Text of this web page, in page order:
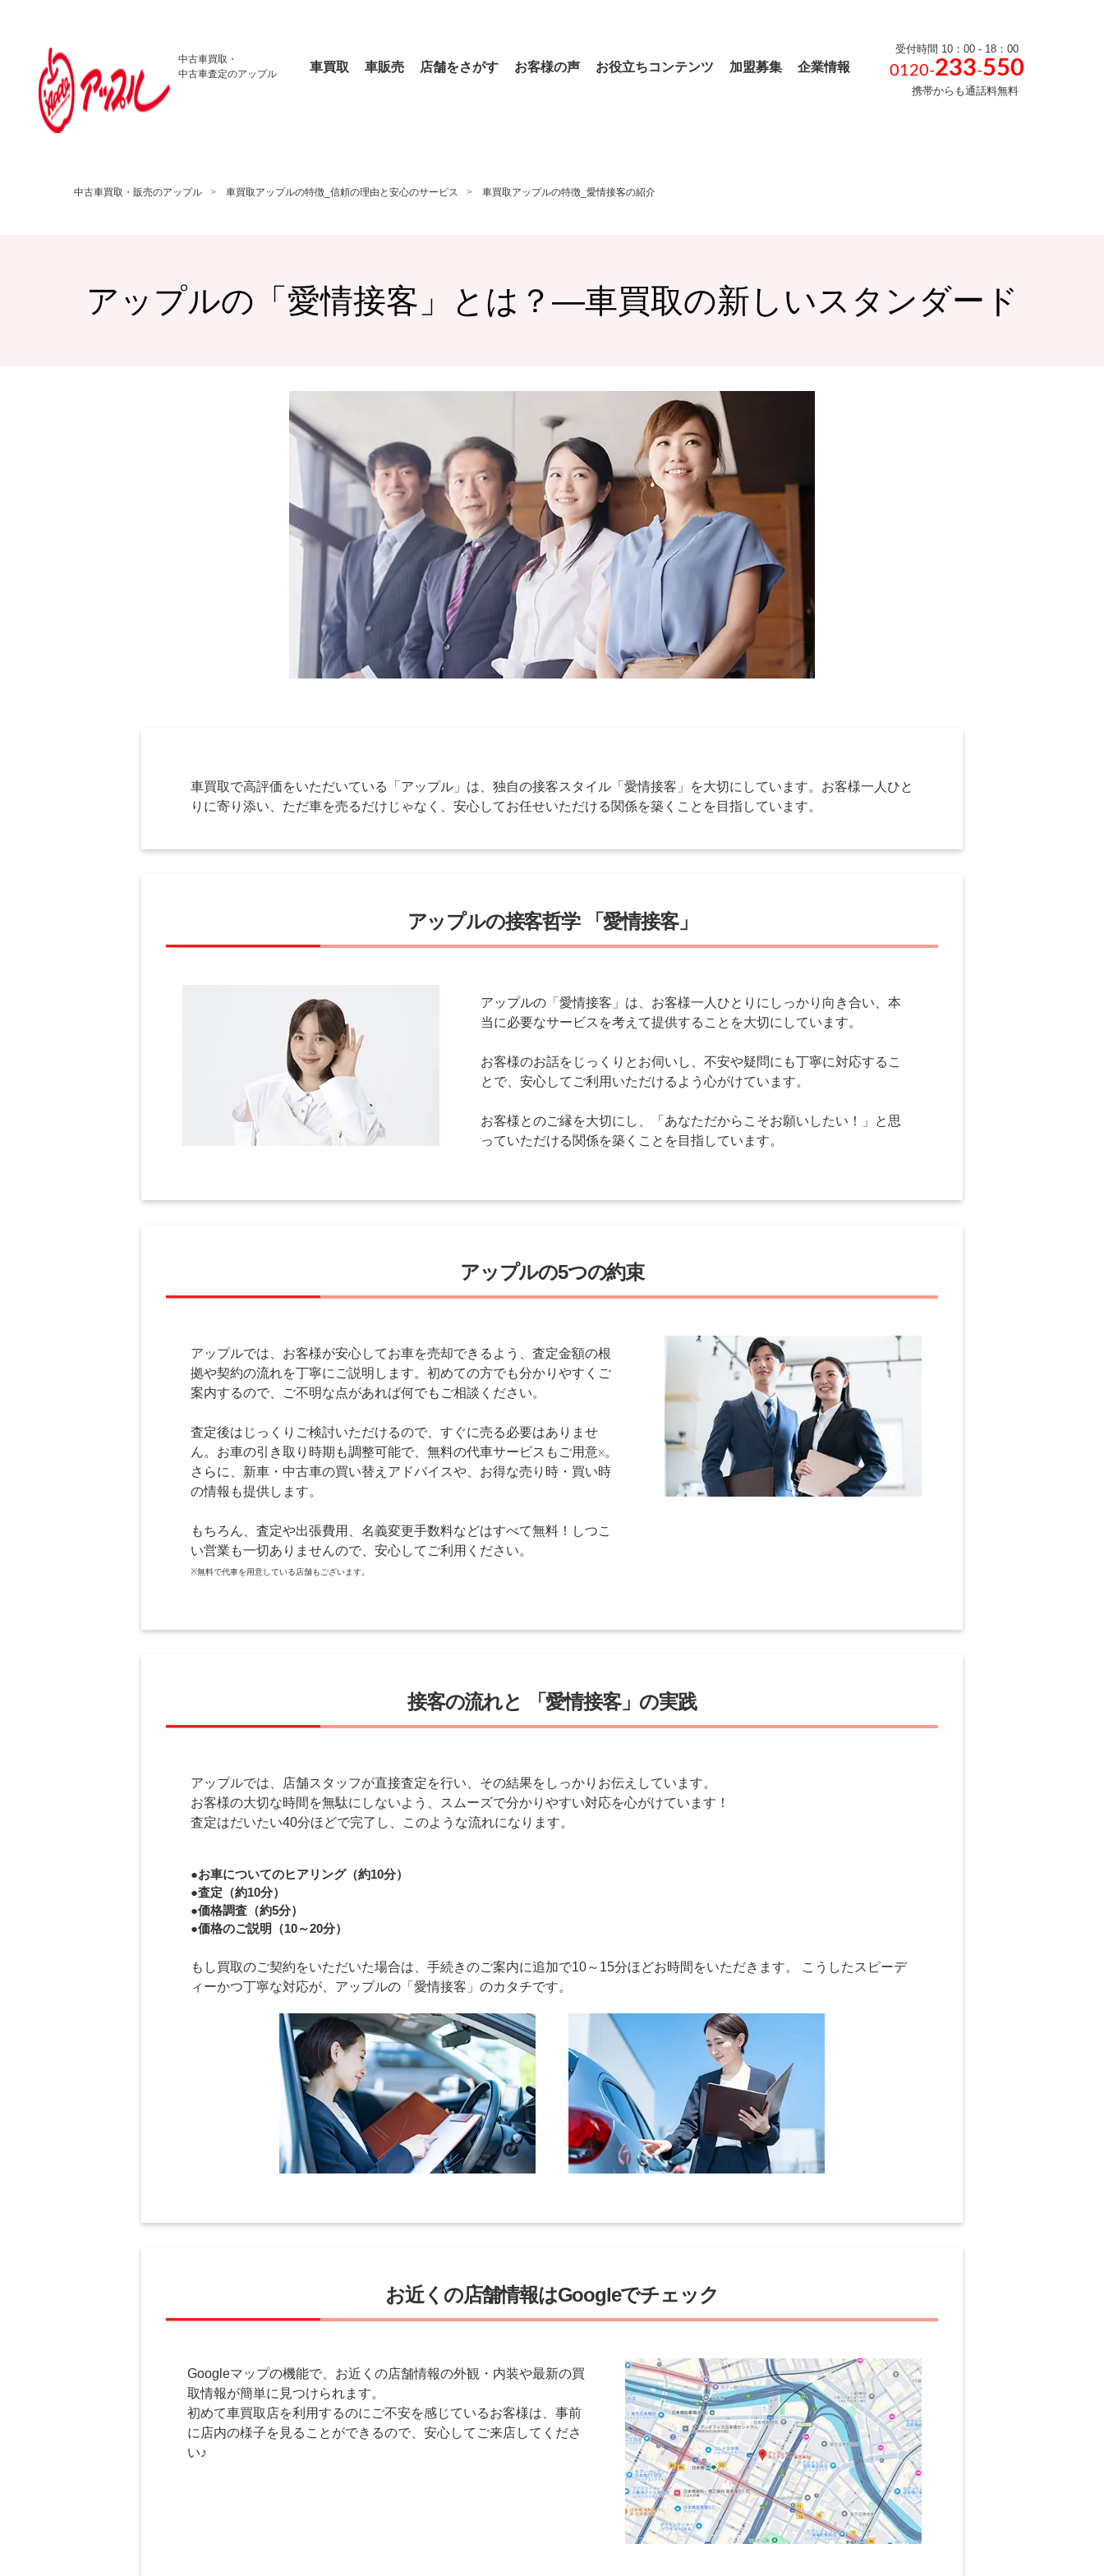
中古車買取・
中古車査定のアップル
車買取 車販売 店舗をさがす お客様の声 お役立ちコンテンツ 加盟募集 企業情報
受付時間 10：00 - 18：00
0120-233-550
携帯からも通話料無料
中古車買取・販売のアップル 車買取アップルの特徴_信頼の理由と安心のサービス 車買取アップルの特徴_愛情接客の紹介
アップルの「愛情接客」とは？—車買取の新しいスタンダード
車買取で高評価をいただいている「アップル」は、独自の接客スタイル「愛情接客」を大切にしています。お客様一人ひと
りに寄り添い、ただ車を売るだけじゃなく、安心してお任せいただける関係を築くことを目指しています。
アップルの接客哲学「愛情接客」
アップルの「愛情接客」は、お客様一人ひとりにしっかり向き合い、本
当に必要なサービスを考えて提供することを大切にしています。
お客様のお話をじっくりとお伺いし、不安や疑問にも丁寧に対応するこ
とで、安心してご利用いただけるよう心がけています。
お客様とのご縁を大切にし、「あなただからこそお願いしたい！」と思
っていただける関係を築くことを目指しています。
アップルの5つの約束
アップルでは、お客様が安心してお車を売却できるよう、査定金額の根
拠や契約の流れを丁寧にご説明します。初めての方でも分かりやすくご
案内するので、ご不明な点があれば何でもご相談ください。
査定後はじっくりご検討いただけるので、すぐに売る必要はありませ
ん。お車の引き取り時期も調整可能で、無料の代車サービスもご用意※。
さらに、新車・中古車の買い替えアドバイスや、お得な売り時・買い時
の情報も提供します。
もちろん、査定や出張費用、名義変更手数料などはすべて無料！しつこ
い営業も一切ありませんので、安心してご利用ください。
※無料で代車を用意している店舗もございます。
接客の流れと 「愛情接客」の実践
アップルでは、店舗スタッフが直接査定を行い、その結果をしっかりお伝えしています。
お客様の大切な時間を無駄にしないよう、スムーズで分かりやすい対応を心がけています！
査定はだいたい40分ほどで完了し、このような流れになります。
●お車についてのヒアリング（約10分）
●査定（約10分）
●価格調査（約5分）
●価格のご説明（10～20分）
もし買取のご契約をいただいた場合は、手続きのご案内に追加で10～15分ほどお時間をいただきます。 こうしたスピーデ
ィーかつ丁寧な対応が、アップルの「愛情接客」のカタチです。
お近くの店舗情報はGoogleでチェック
Googleマップの機能で、お近くの店舗情報の外観・内装や最新の買
取情報が簡単に見つけられます。
初めて車買取店を利用するのにご不安を感じているお客様は、事前
に店内の様子を見ることができるので、安心してご来店してくださ
い♪